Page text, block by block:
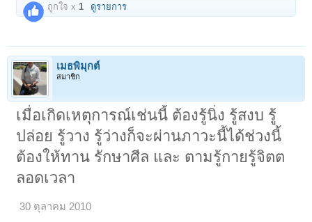
ถูกใจ x 1 ดูรายการ
เมธพิมุกต์
สมาชิก
เมื่อเกิดเหตุการณ์เช่นนี้ ต้องรู้นิ่ง รู้สงบ รู้
ปล่อย รู้วาง รู้ว่างก็จะผ่านภาวะนี้ได้ช่วงนี้
ต้องให้ทาน รักษาศีล และ ตามรู้กายรู้จิตต
ลอดเวลา
30 ตุลาคม 2010